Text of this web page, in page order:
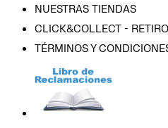
NUESTRAS TIENDAS
CLICK&COLLECT -
TÉRMINOS Y